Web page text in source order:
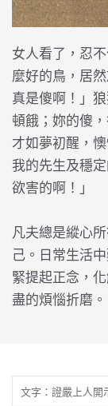
女人看了，忍
麼好的鳥，居
真是傻啊！」
頓餓；妳的傻
才如夢初醒，
我的先生及穩
欲害的啊！」
凡夫總是縱心
己。日常生活
緊提起正念，
盡的煩惱折磨。
文字：證嚴上人開